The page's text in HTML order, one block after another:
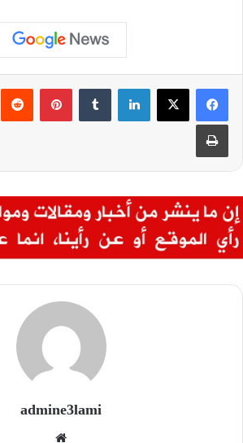
لينكدإن بينتيريست
طباعة
admine3lami